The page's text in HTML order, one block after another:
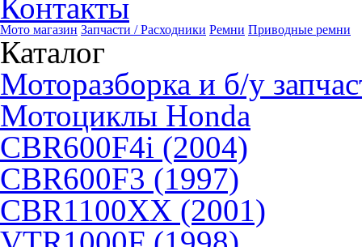
Контакты
Мото магазин Запчасти / Расходники Ремни Приводные ремни
Каталог
Моторазборка и б/у
Мотоциклы Honda
CBR600F4i (2004)
CBR600F3 (1997)
CBR1100XX (2001)